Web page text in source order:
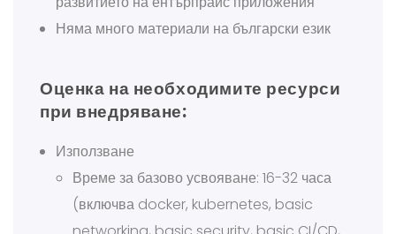
Няма много материали на български език
Оценка на необходимите ресурси
при внедряване:
Използване
Време за базово усвояване: 16-32 часа
(включва docker, kubernetes, basic